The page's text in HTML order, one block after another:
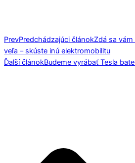
PrevPredchádzajúci článokZdá sa
veľa – skúste inú elektromobilitu
Ďalší článokBudeme vyrábať Tesla